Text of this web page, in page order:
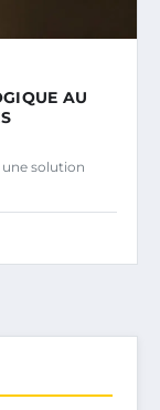
AU
une solution